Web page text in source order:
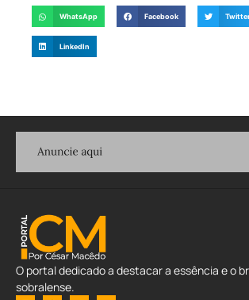
WhatsApp Facebook
LinkedIn
O portal dedicado a destacar a essência e o
sobralense.